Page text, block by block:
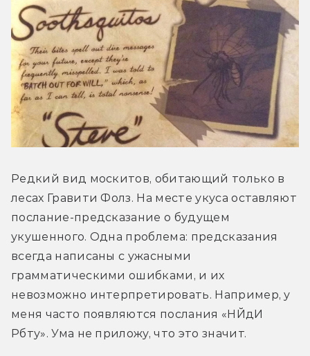
Редкий вид москитов, обитающий только в
лесах Гравити Фолз. На месте укуса оставляют
послание-предсказание о будущем
укушенного. Одна проблема: предсказания
всегда написаны с ужасными
грамматическими ошибками, и их
невозможно интерпретировать. Например, у
меня часто появляются послания «НЙдИ
Рбту». Ума не приложу, что это значит.